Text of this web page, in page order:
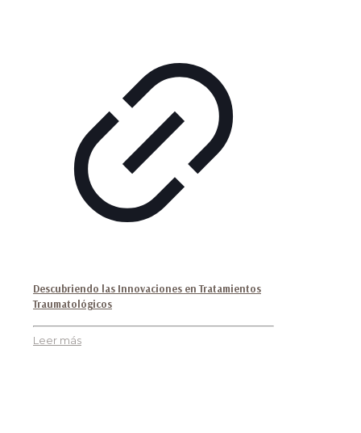
Descubriendo las Innovaciones en Tratamientos
Traumatológicos
Leer más